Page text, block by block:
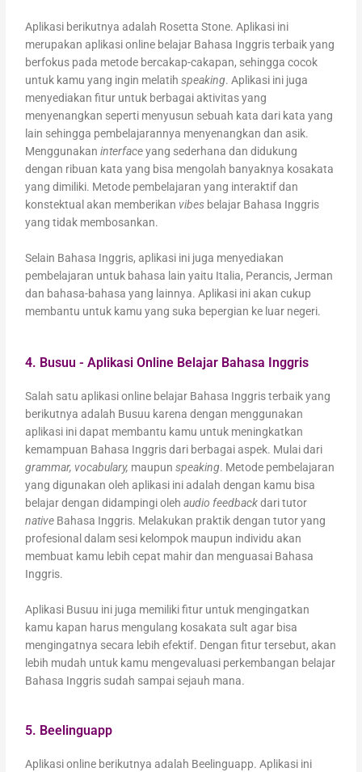
Aplikasi berikutnya adalah Rosetta Stone. Aplikasi ini
merupakan aplikasi online belajar Bahasa Inggris terbaik yang
berfokus pada metode bercakap-cakapan, sehingga cocok
untuk kamu yang ingin melatihspeaking. Aplikasi ini juga
menyediakan fitur untuk berbagai aktivitas yang
menyenangkan seperti menyusun sebuah kata dari kata yang
lain sehingga pembelajarannya menyenangkan dan asik.
Menggunakaninterfaceyang sederhana dan didukung
dengan ribuan kata yang bisa mengolah banyaknya kosakata
yang dimiliki. Metode pembelajaran yang interaktif dan
konstektual akan memberikan vibes belajar Bahasa Inggris
yang tidak membosankan.
Selain Bahasa Inggris, aplikasi ini juga menyediakan
pembelajaran untuk bahasa lain yaitu Italia, Perancis, Jerman
dan bahasa-bahasa yang lainnya. Aplikasi ini akan cukup
membantu untuk kamu yang suka bepergian ke luar negeri.
4. Busuu - Aplikasi Online Belajar Bahasa Inggris
Salah satu aplikasi online belajar Bahasa Inggris terbaik yang
berikutnya adalah Busuu karena dengan menggunakan
aplikasi ini dapat membantu kamu untuk meningkatkan
kemampuan Bahasa Inggris dari berbagai aspek. Mulai dari
grammar, vocabulary, maupunspeaking. Metode pembelajaran
yang digunakan oleh aplikasi ini adalah dengan kamu bisa
belajar dengan didampingi olehaudio feedbackdari tutor
native Bahasa Inggris. Melakukan praktik dengan tutor yang
profesional dalam sesi kelompok maupun individu akan
membuat kamu lebih cepat mahir dan menguasai Bahasa
Inggris.
Aplikasi Busuu ini juga memiliki fitur untuk mengingatkan
kamu kapan harus mengulang kosakata sult agar bisa
mengingatnya secara lebih efektif. Dengan fitur tersebut, akan
lebih mudah untuk kamu mengevaluasi perkembangan belajar
Bahasa Inggris sudah sampai sejauh mana.
5. Beelinguapp
Aplikasi online berikutnya adalah Beelinguapp. Aplikasi ini